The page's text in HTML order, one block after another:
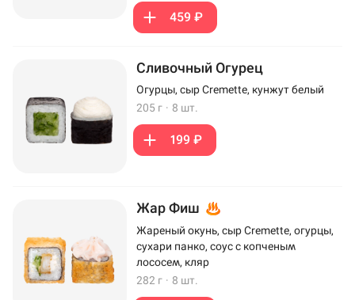
459 ₽
Сливочный Огурец
Огурцы, сыр Cremette, кунжут белый
205 г · 8 шт.
199 ₽
Жар Фиш
Жареный окунь, сыр Cremette, огурцы,
сухари панко, соус с копченым
лососем, кляр
282 г · 8 шт.